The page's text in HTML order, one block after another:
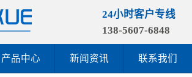
24小时客户专线
138-5607-6848
产品中心 新闻资讯 联系我们